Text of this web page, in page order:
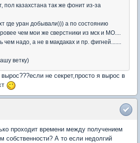
пол казахстана так же фонит из-за
где уран добывали))) а по состоянию
чем мои же сверстники из мск и МО....
чем надо, а не в макдаках и пр. фигней.......
ветку)
не секрет,просто я вырос в
проходит времени между получением
А то если недолгий